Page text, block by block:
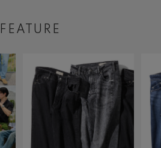
FEATURE